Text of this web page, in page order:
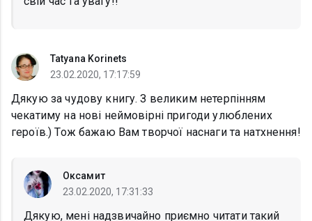
Tatyana Korinets
23.02.2020, 17:17:59
Дякую за чудову книгу. З великим нетерпінням
чекатиму на нові неймовірні пригоди улюблених
героїв.) Тож бажаю Вам творчої наснаги та натхнення!
Оксамит
23.02.2020, 17:31:33
Дякую, мені надзвичайно приємно читати такий